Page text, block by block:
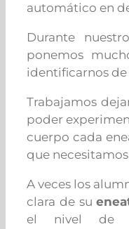
automático en
Durante
ponemos
identificarnos
Trabajamos
poder
cuerpo cada
que
A veces los
clara de su
el nivel de